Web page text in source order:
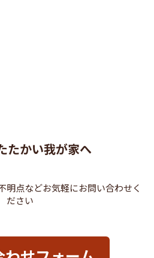
たかい我が家へ
明点などお気軽にお問い合わせく
ださい